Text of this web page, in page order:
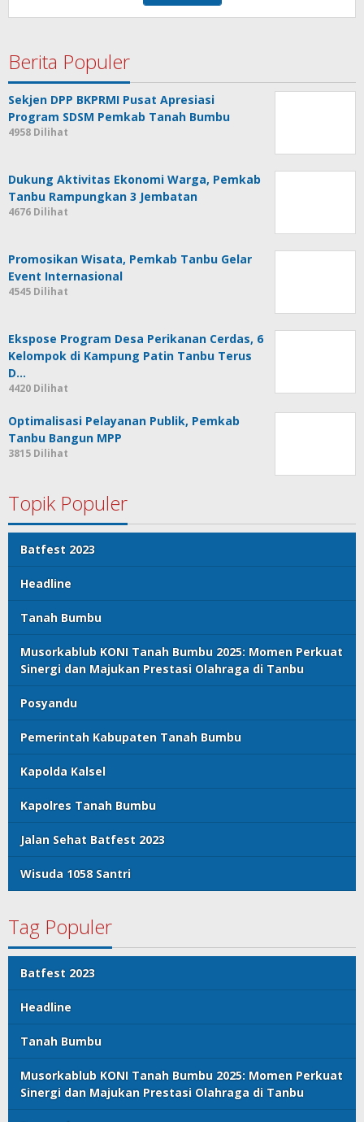
Berita Populer
Sekjen DPP BKPRMI Pusat Apresiasi
Program SDSM Pemkab Tanah Bumbu
4958 Dilihat
Dukung Aktivitas Ekonomi Warga, Pemkab
Tanbu Rampungkan 3 Jembatan
4676 Dilihat
Promosikan Wisata, Pemkab Tanbu Gelar
Event Internasional
4545 Dilihat
Ekspose Program Desa Perikanan Cerdas, 6
Kelompok di Kampung Patin Tanbu Terus
D…
4420 Dilihat
Optimalisasi Pelayanan Publik, Pemkab
Tanbu Bangun MPP
3815 Dilihat
Topik Populer
Batfest 2023
Headline
Tanah Bumbu
Musorkablub KONI Tanah Bumbu 2025: Momen Perkuat
Sinergi dan Majukan Prestasi Olahraga di Tanbu
Posyandu
Pemerintah Kabupaten Tanah Bumbu
Kapolda Kalsel
Kapolres Tanah Bumbu
Jalan Sehat Batfest 2023
Wisuda 1058 Santri
Tag Populer
Batfest 2023
Headline
Tanah Bumbu
Musorkablub KONI Tanah Bumbu 2025: Momen Perkuat
Sinergi dan Majukan Prestasi Olahraga di Tanbu